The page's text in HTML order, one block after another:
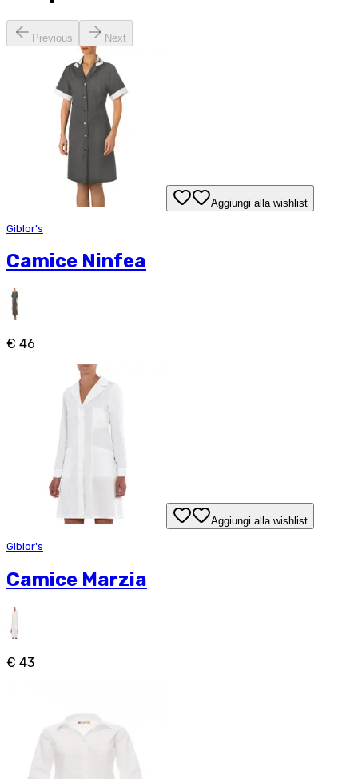
Previous Next
Aggiungi alla wishlist
Giblor's
Camice Ninfea
€ 46
Aggiungi alla wishlist
Giblor's
Camice Marzia
€ 43